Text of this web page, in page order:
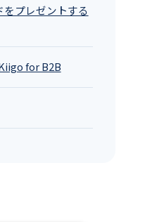
プレゼントする
for B2B